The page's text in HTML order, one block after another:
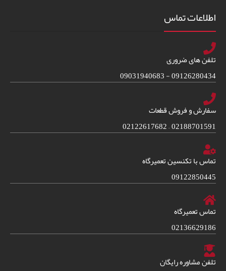
اطلاعات تماس
تلفن های ضروری
09126280434 - 09031940683
سفارش و فروش قطعات
02188701591 – 02122617682
تماس با تکنسین تعمیرگاه
09122850445
تماس تعمیرگاه
02136629186
تلفن مشاوره رایگان